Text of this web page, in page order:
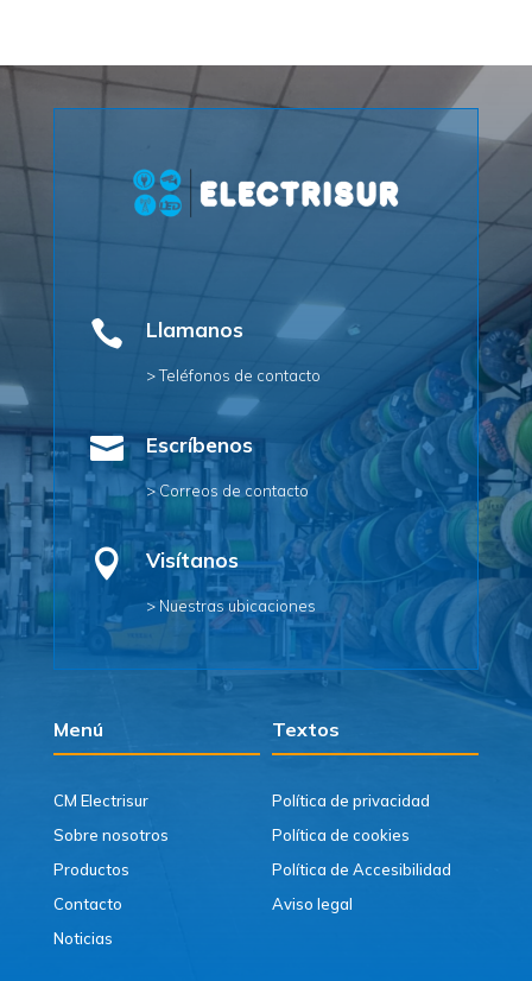
 Llamanos
> Teléfonos de contacto
 Escríbenos
> Correos de contacto
 Visítanos
> Nuestras ubicaciones
Menú Textos
CM Electrisur
Sobre nosotros
Productos
Contacto
Noticias
Política de privacidad
Política de cookies
Política de Accesibilidad
Aviso legal